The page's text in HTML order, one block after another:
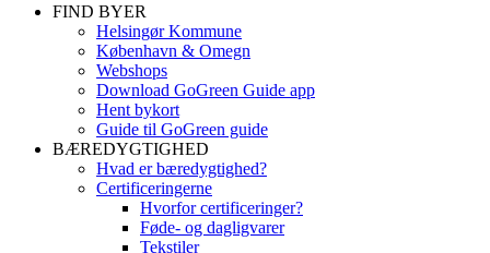
FIND BYER
Helsingør Kommune
København & Omegn
Webshops
Download GoGreen Guide app
Hent bykort
Guide til GoGreen guide
BÆREDYGTIGHED
Hvad er bæredygtighed?
Certificeringerne
Hvorfor certificeringer?
Føde- og dagligvarer
Tekstiler